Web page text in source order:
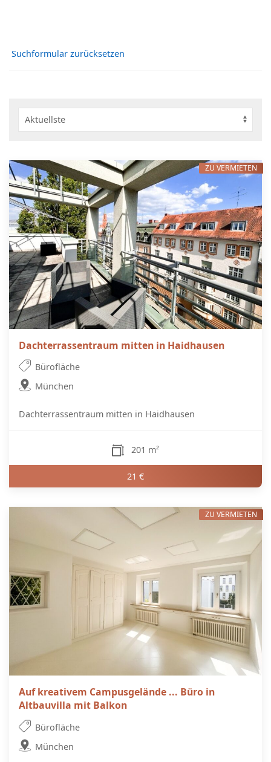
Suchformular zurücksetzen
Dachterrassentraum mitten in Haidhausen
Bürofläche
München
Dachterrassentraum mitten in Haidhausen
201 m²
21 €
ZU VERMIETEN
Auf kreativem Campusgelände ... Büro in
Altbauvilla mit Balkon
Bürofläche
München
ZU VERMIETEN